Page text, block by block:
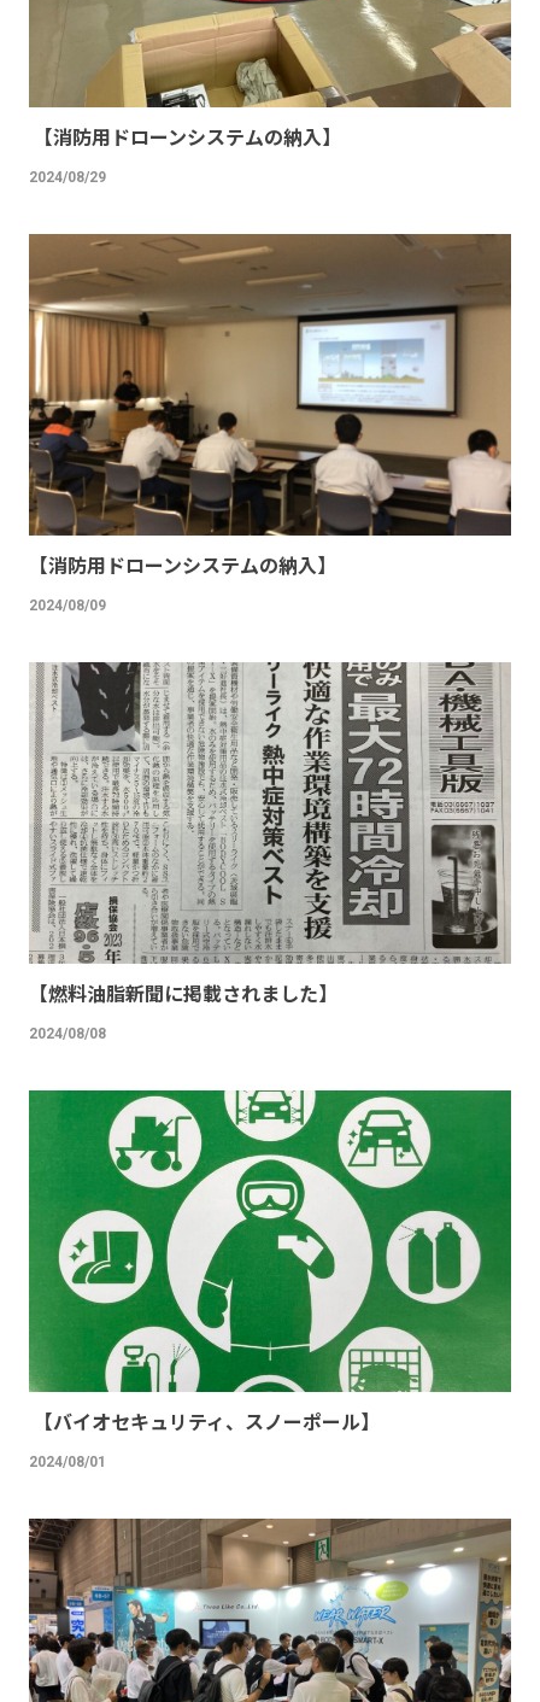
【消防用ドローンシステムの納入】
2024/08/29
【消防用ドローンシステムの納入】
2024/08/09
【燃料油脂新聞に掲載されました】
2024/08/08
【バイオセキュリティ、スノーポール】
2024/08/01